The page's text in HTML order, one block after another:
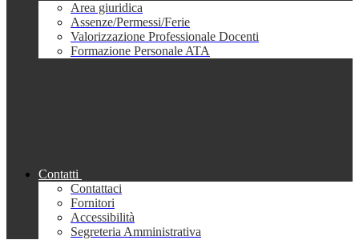
Area giuridica
Assenze/Permessi/Ferie
Valorizzazione Professionale Docenti
Formazione Personale ATA
Contatti
Contattaci
Fornitori
Accessibilità
Segreteria Amministrativa